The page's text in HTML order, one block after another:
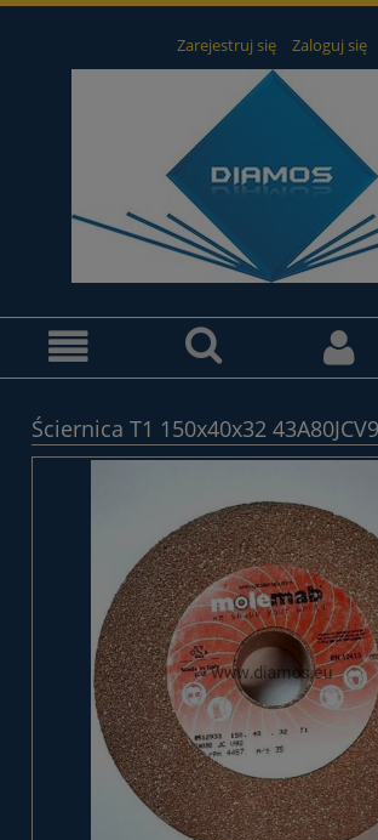
Zarejestruj się Zaloguj się
Ściernica T1 150x40x32